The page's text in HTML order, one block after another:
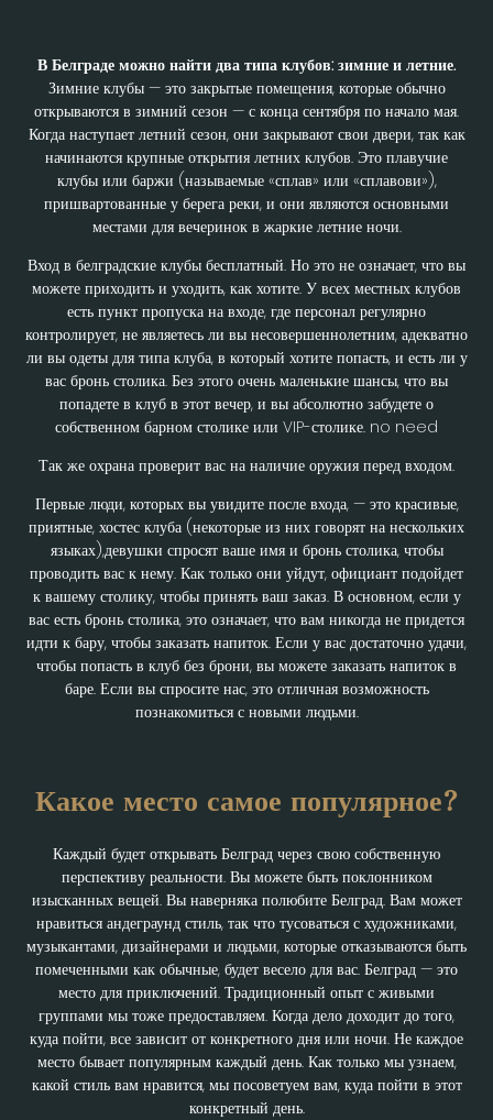
В Белграде можно найти два типа клубов: зимние и летние.
Зимние клубы — это закрытые помещения, которые обычно
открываются в зимний сезон — с конца сентября по начало мая.
Когда наступает летний сезон, они закрывают свои двери, так как
начинаются крупные открытия летних клубов. Это плавучие
клубы или баржи (называемые «сплав» или «сплавови»),
пришвартованные у берега реки, и они являются основными
местами для вечеринок в жаркие летние ночи.
Вход в белградские клубы бесплатный. Но это не означает, что вы
можете приходить и уходить, как хотите. У всех местных клубов
есть пункт пропуска на входе, где персонал регулярно
контролирует, не являетесь ли вы несовершеннолетним, адекватно
ли вы одеты для типа клуба, в который хотите попасть, и есть ли у
вас бронь столика. Без этого очень маленькие шансы, что вы
попадете в клуб в этот вечер, и вы абсолютно забудете о
собственном барном столике или VIP-столике. no need
Так же охрана проверит вас на наличие оружия перед входом.
Первые люди, которых вы увидите после входа, — это красивые,
приятные, хостес клуба (некоторые из них говорят на нескольких
языках),девушки спросят ваше имя и бронь столика, чтобы
проводить вас к нему. Как только они уйдут, официант подойдет
к вашему столику, чтобы принять ваш заказ. В основном, если у
вас есть бронь столика, это означает, что вам никогда не придется
идти к бару, чтобы заказать напиток. Если у вас достаточно удачи,
чтобы попасть в клуб без брони, вы можете заказать напиток в
баре. Если вы спросите нас, это отличная возможность
познакомиться с новыми людьми.
Какое место самое популярное?
Каждый будет открывать Белград через свою собственную
перспективу реальности. Вы можете быть поклонником
изысканных вещей. Вы наверняка полюбите Белград. Вам может
нравиться андеграунд стиль, так что тусоваться с художниками,
музыкантами, дизайнерами и людьми, которые отказываются быть
помеченными как обычные, будет весело для вас. Белград — это
место для приключений. Традиционный опыт с живыми
группами мы тоже предоставляем. Когда дело доходит до того,
куда пойти, все зависит от конкретного дня или ночи. Не каждое
место бывает популярным каждый день. Как только мы узнаем,
какой стиль вам нравится, мы посоветуем вам, куда пойти в этот
конкретный день.